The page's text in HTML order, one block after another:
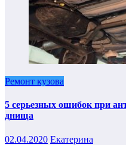
Ремонт кузова
5 серьезных ошибок при
днища
02.04.2020 Екатерина